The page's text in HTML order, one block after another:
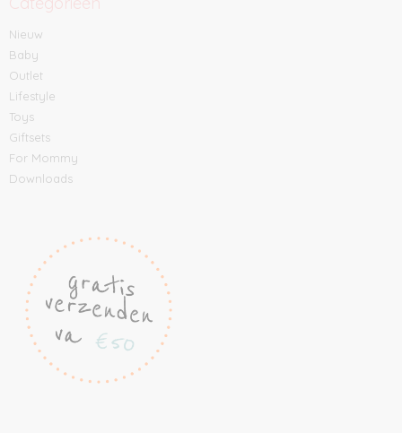
Nieuw
Baby
Outlet
Lifestyle
Toys
Giftsets
For Mommy
Downloads